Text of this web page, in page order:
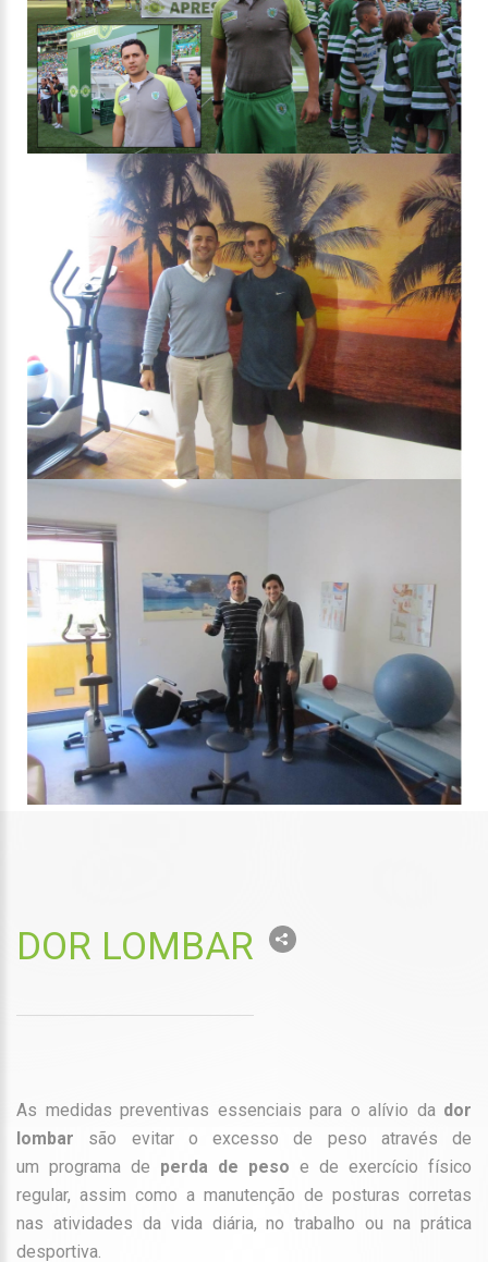
DOR LOMBAR
As medidas preventivas essenciais para o alívio da dor
lombar são evitar o excesso de peso através de
um programa de perda de peso e de exercício físico
regular, assim como a manutenção de posturas corretas
nas atividades da vida diária, no trabalho ou na prática
desportiva.